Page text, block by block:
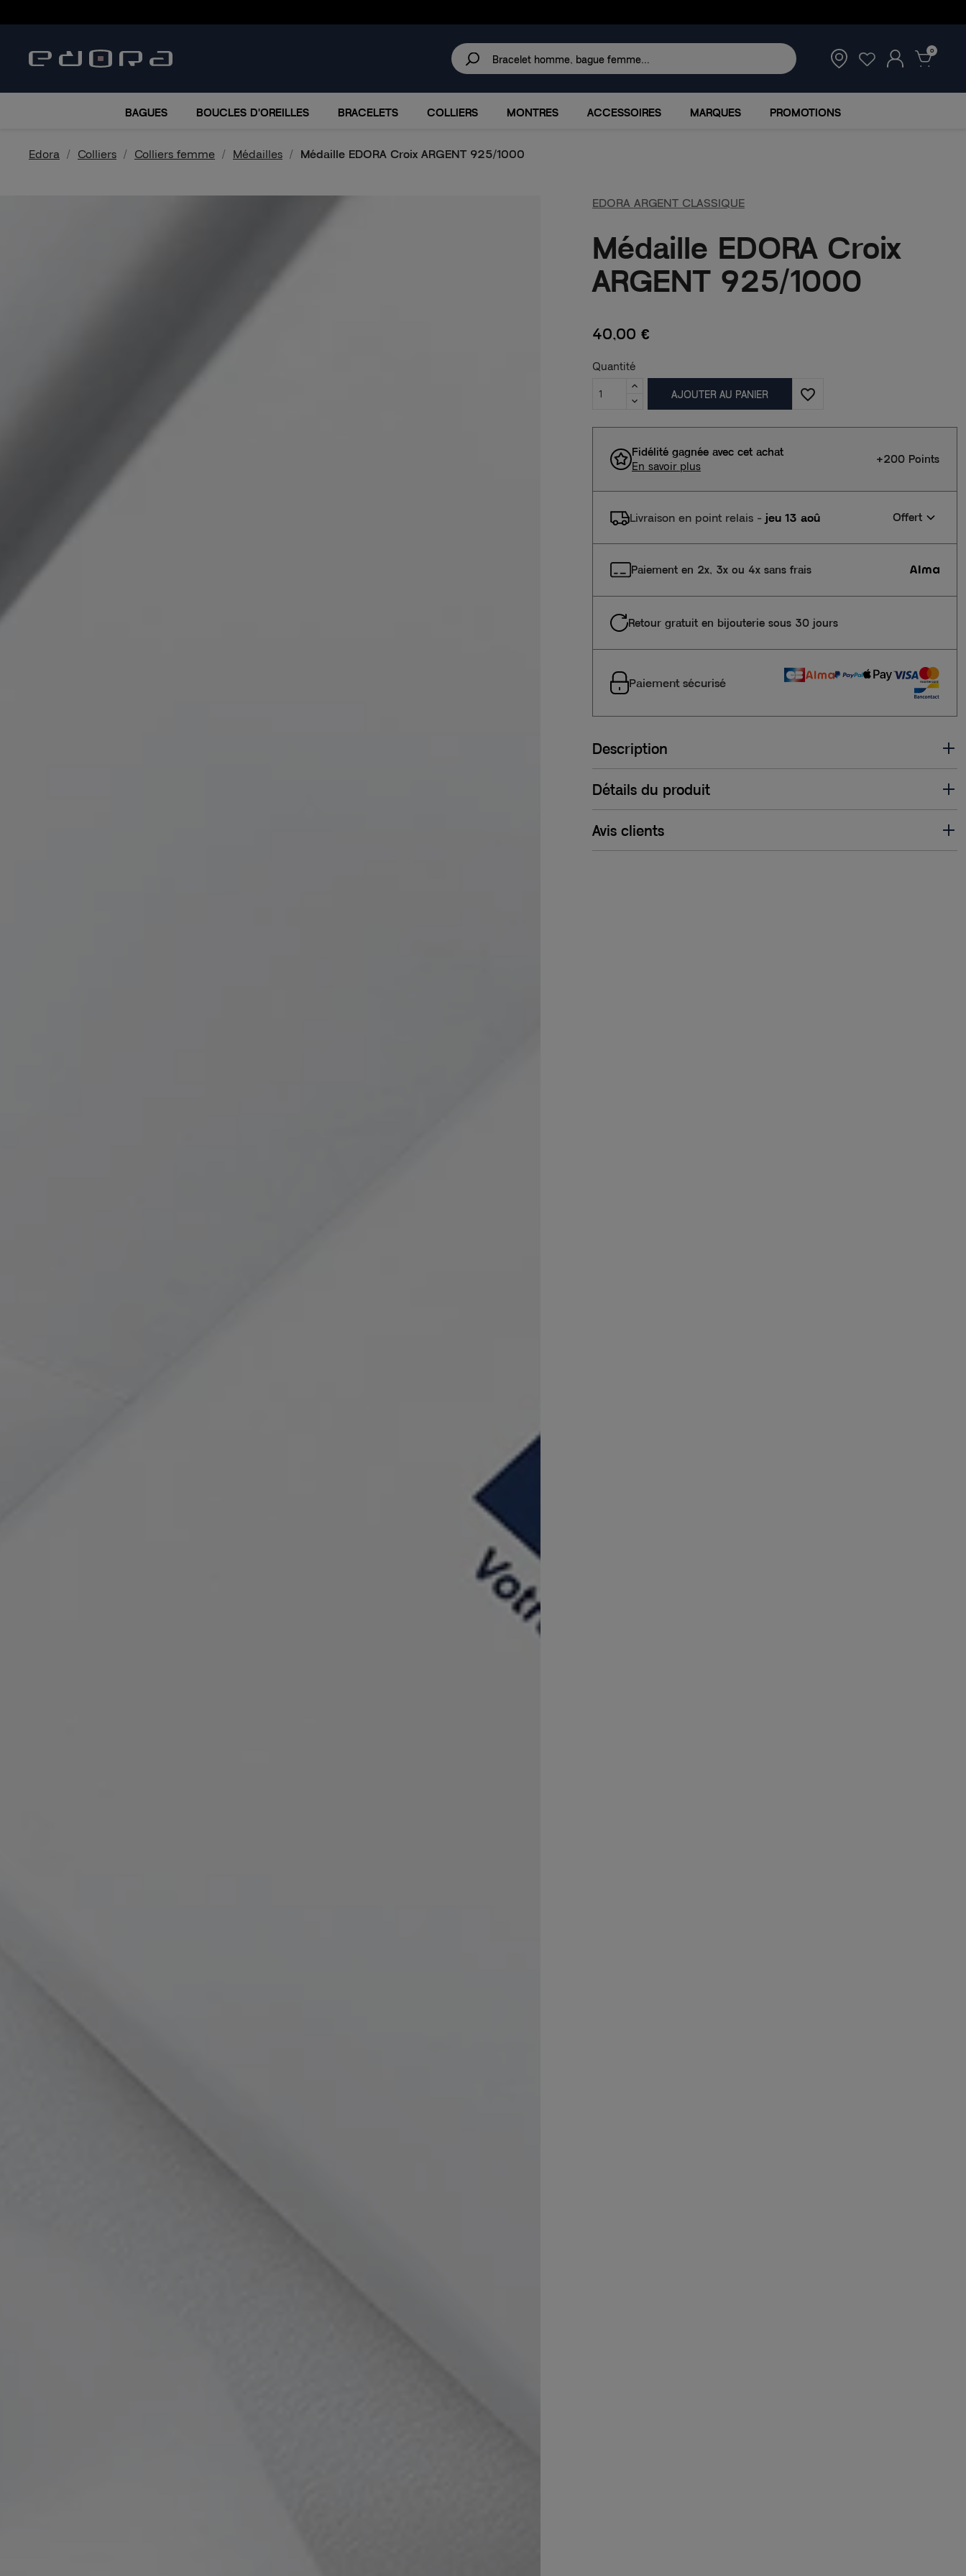
BRACELETS COLLIERS PROMOTIONS
0
BAGUES BOUCLES D'OREILLES BRACELETS COLLIERS MONTRES ACCESSOIRES MARQUES PROMOTIONS
Edora Colliers Colliers femme Médailles Médaille EDORA Croix ARGENT 925/1000
EDORA ARGENT CLASSIQUE
Médaille EDORA Croix
ARGENT 925/1000
40,00 €
Quantité
AJOUTER AU PANIER favorite_border
Fidélité gagnée avec cet achat
En savoir plus
+200 Points
Livraison en point relais- jeu 13 aoû Offert
Paiement en 2x, 3x ou 4x sans frais
Retour gratuit en bijouterie sous 30 jours
Paiement sécurisé
Description
Détails du produit
Avis clients